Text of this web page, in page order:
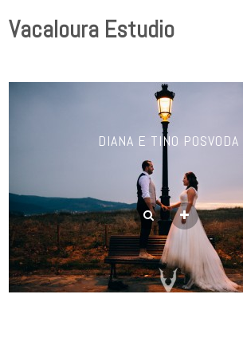
Vacaloura Estudio
DIANA E TINO POSVODA